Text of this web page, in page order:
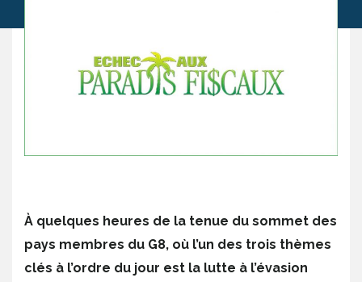
À quelques heures de la tenue du sommet des
pays membres du G8, où l’un des trois thèmes
clés à l’ordre du jour est la lutte à l’évasion